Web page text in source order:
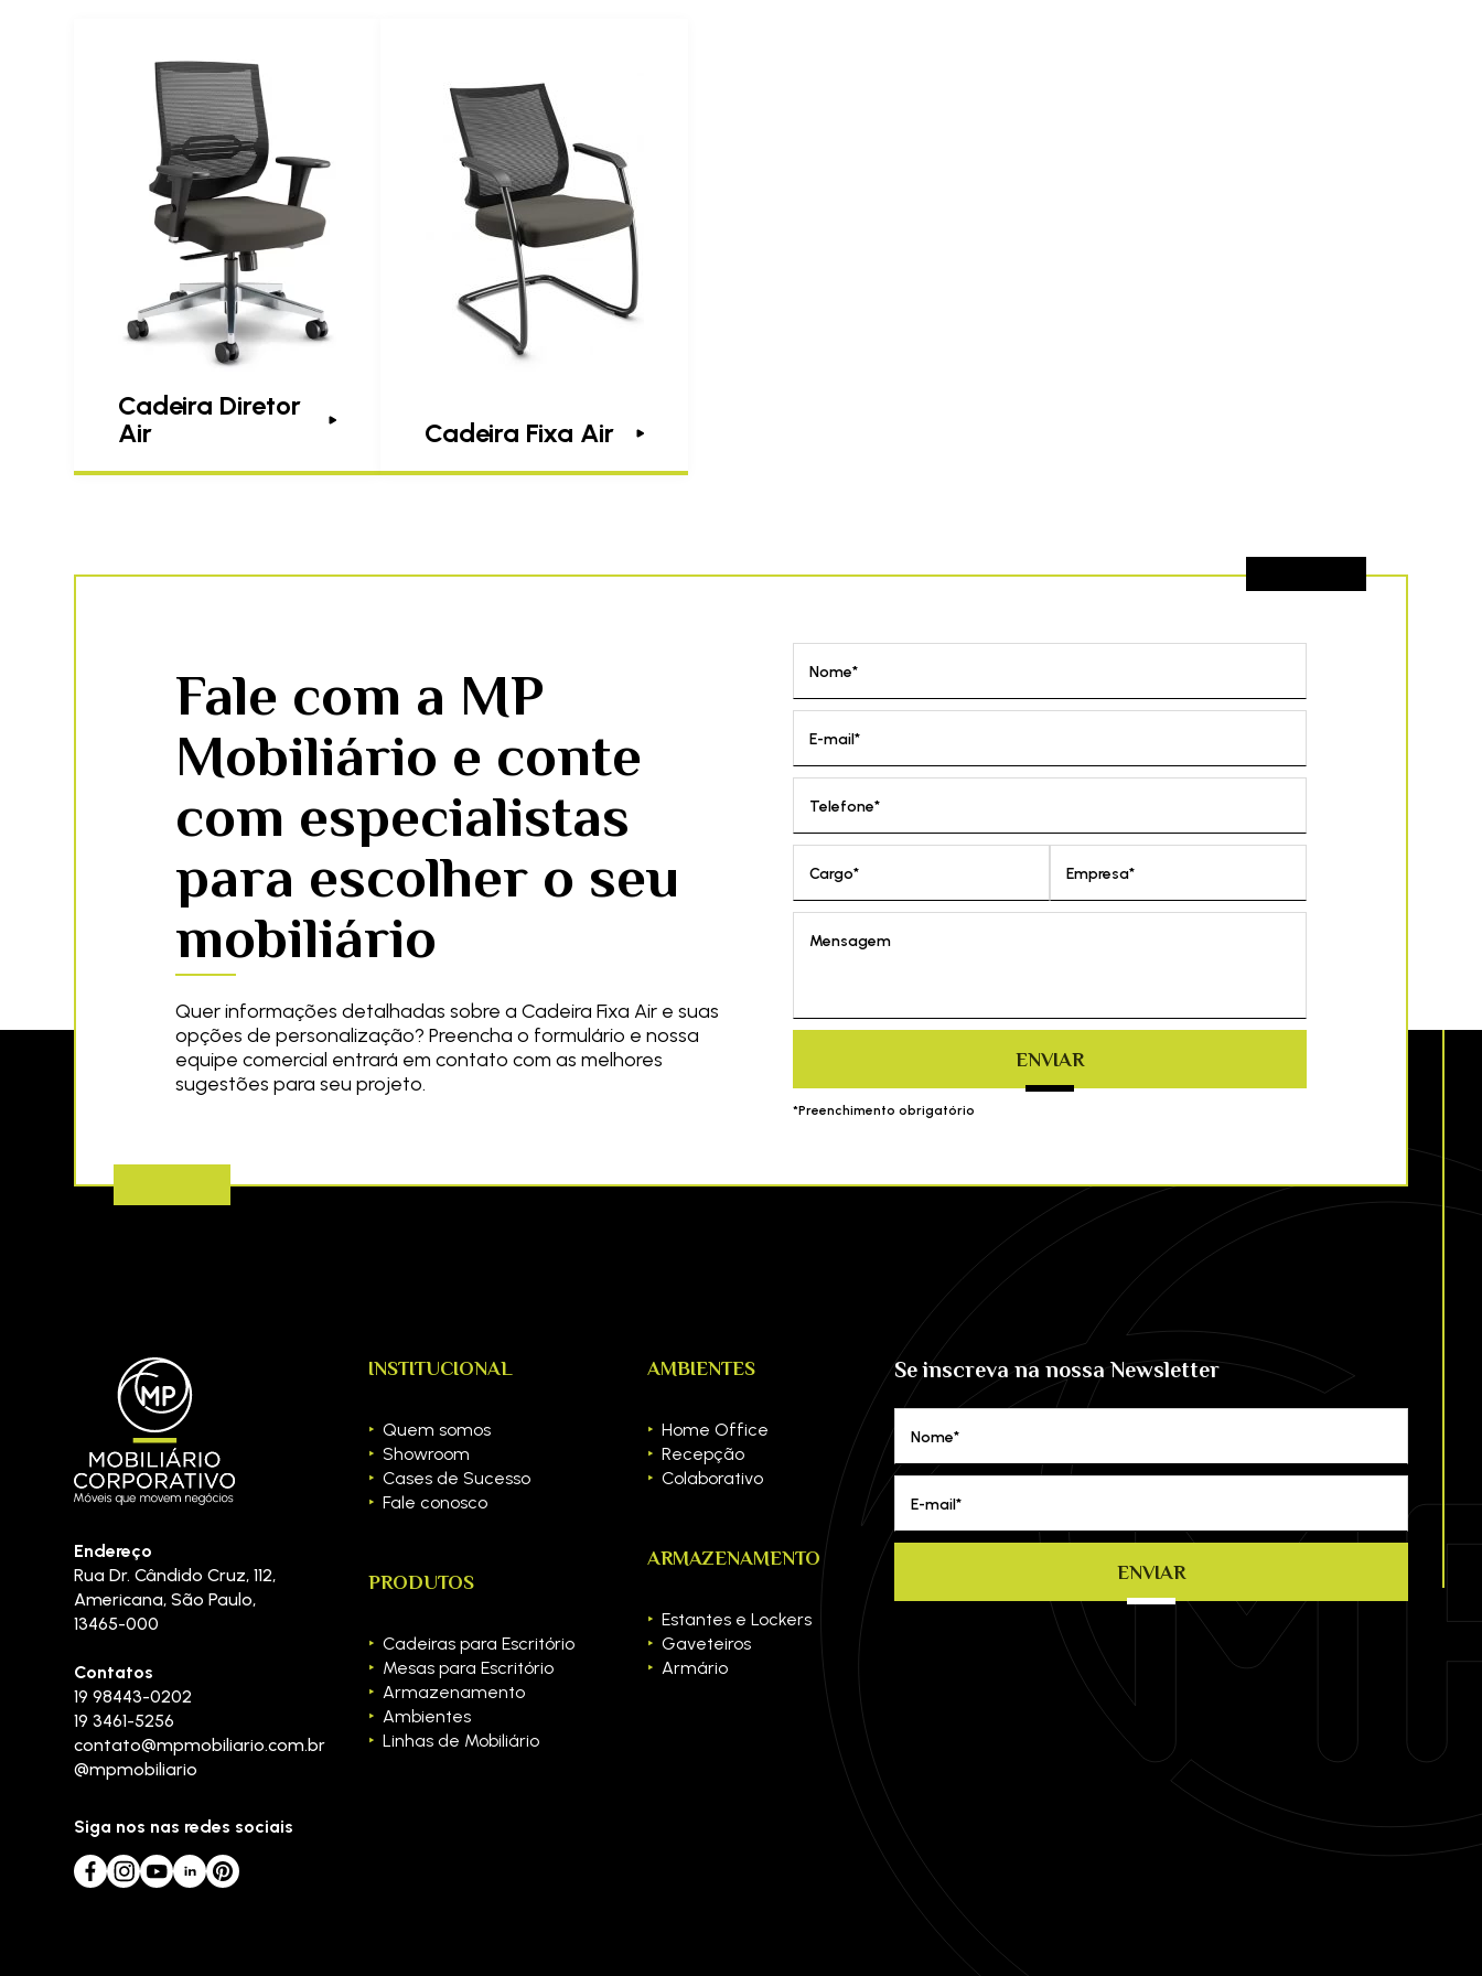
Cadeira Diretor
Air
Cadeira Fixa Air
Fale com a MP
Mobiliário e conte
com especialistas
para escolher o seu
mobiliário
Quer informações detalhadas sobre a Cadeira Fixa Air e suas
opções de personalização? Preencha o formulário e nossa
equipe comercial entrará em contato com as melhores
sugestões para seu projeto.
Nome*
E-mail*
Telefone*
Cargo* Empresa*
Mensagem
ENVIAR
*Preenchimento obrigatório
Endereço
Rua Dr. Cândido Cruz, 112,
Americana,São Paulo,
13465-000
Contatos
19 98443-0202
19 3461-5256
contato@mpmobiliario.com.br
@mpmobiliario
Siga nos nas redes sociais
INSTITUCIONAL
Quem somos
Showroom
Cases de Sucesso
Fale conosco
PRODUTOS
Cadeiras para Escritório
Mesas para Escritório
Armazenamento
Ambientes
Linhas de Mobiliário
AMBIENTES
Home Office
Recepção
Colaborativo
ARMAZENAMENTO
Estantes e Lockers
Gaveteiros
Armário
Se inscreva na nossa Newsletter
Nome*
E-mail*
ENVIAR